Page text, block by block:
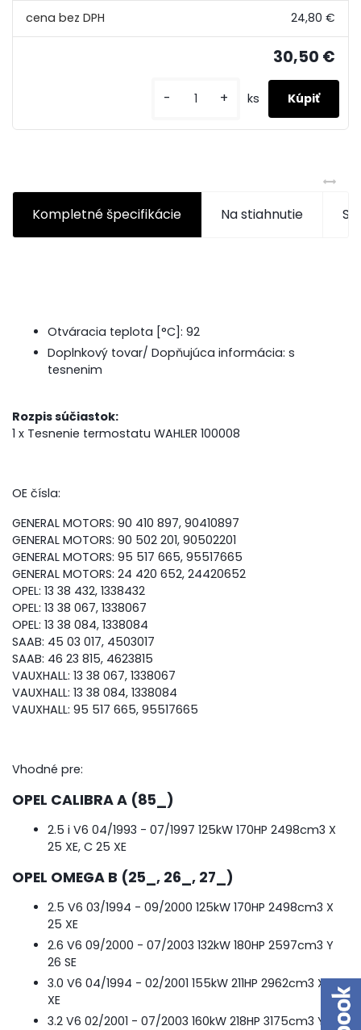
24,80 €
30,50 €
- + ks
Kompletné špecifikácie Na stiahnutie
Otváracia teplota [°C]: 92
Doplnkový tovar/ Dopňujúca informácia: s
tesnenim
Rozpis súčiastok:
1 x Tesnenie termostatu WAHLER 100008
OE čísla:
GENERAL MOTORS: 90 410 897, 90410897
GENERAL MOTORS: 90 502 201, 90502201
GENERAL MOTORS: 95 517 665, 95517665
GENERAL MOTORS: 24 420 652, 24420652
OPEL: 13 38 432, 1338432
OPEL: 13 38 067, 1338067
OPEL: 13 38 084, 1338084
SAAB: 45 03 017, 4503017
SAAB: 46 23 815, 4623815
VAUXHALL: 13 38 067, 1338067
VAUXHALL: 13 38 084, 1338084
VAUXHALL: 95 517 665, 95517665
Vhodné pre:
OPEL CALIBRA A (85_)
2.5 i V6 04/1993 - 07/1997 125kW 170HP 2498cm3 X
25 XE, C 25 XE
OPEL OMEGA B (25_, 26_, 27_)
2.5 V6 03/1994 - 09/2000 125kW 170HP 2498cm3 X
25 XE
2.6 V6 09/2000 - 07/2003 132kW 180HP 2597cm3 Y
26 SE
3.0 V6 04/1994 - 02/2001 155kW 211HP 2962cm3 X 30
XE
3.2 V6 02/2001 - 07/2003 160kW 218HP 3175cm3 Y 32